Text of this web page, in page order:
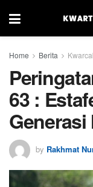
Home Berita
63 :
Generasi
by Rakhmat